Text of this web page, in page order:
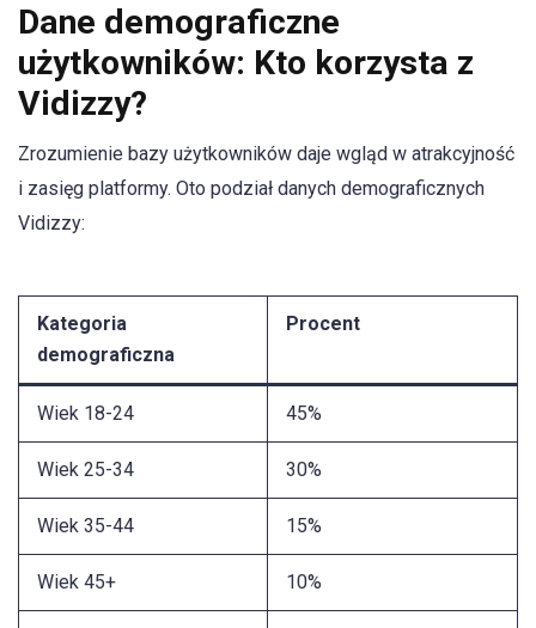
Dane demograficzne
użytkowników: Kto korzysta z
Vidizzy?
Zrozumienie bazy użytkowników daje wgląd w atrakcyjność
i zasięg platformy. Oto podział danych demograficznych
Vidizzy:
Kategoria
demograficzna
Procent
Wiek 18-24 45%
Wiek 25-34 30%
Wiek 35-44 15%
Wiek 45+ 10%